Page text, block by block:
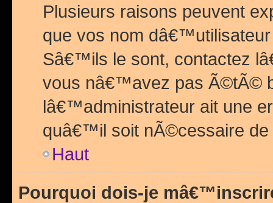
Plusieurs raisons peuvent
que vos nom
Sâ€™ils le sont, contactez
vous nâ€™avez pas Ã©tÃ©
lâ€™administrateur ait une
quâ€™il soit nÃ©cessaire de
Haut
Pourquoi dois-je